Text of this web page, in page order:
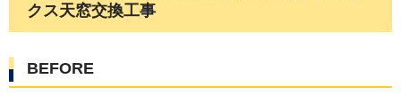
クス天窓交換工事
BEFORE